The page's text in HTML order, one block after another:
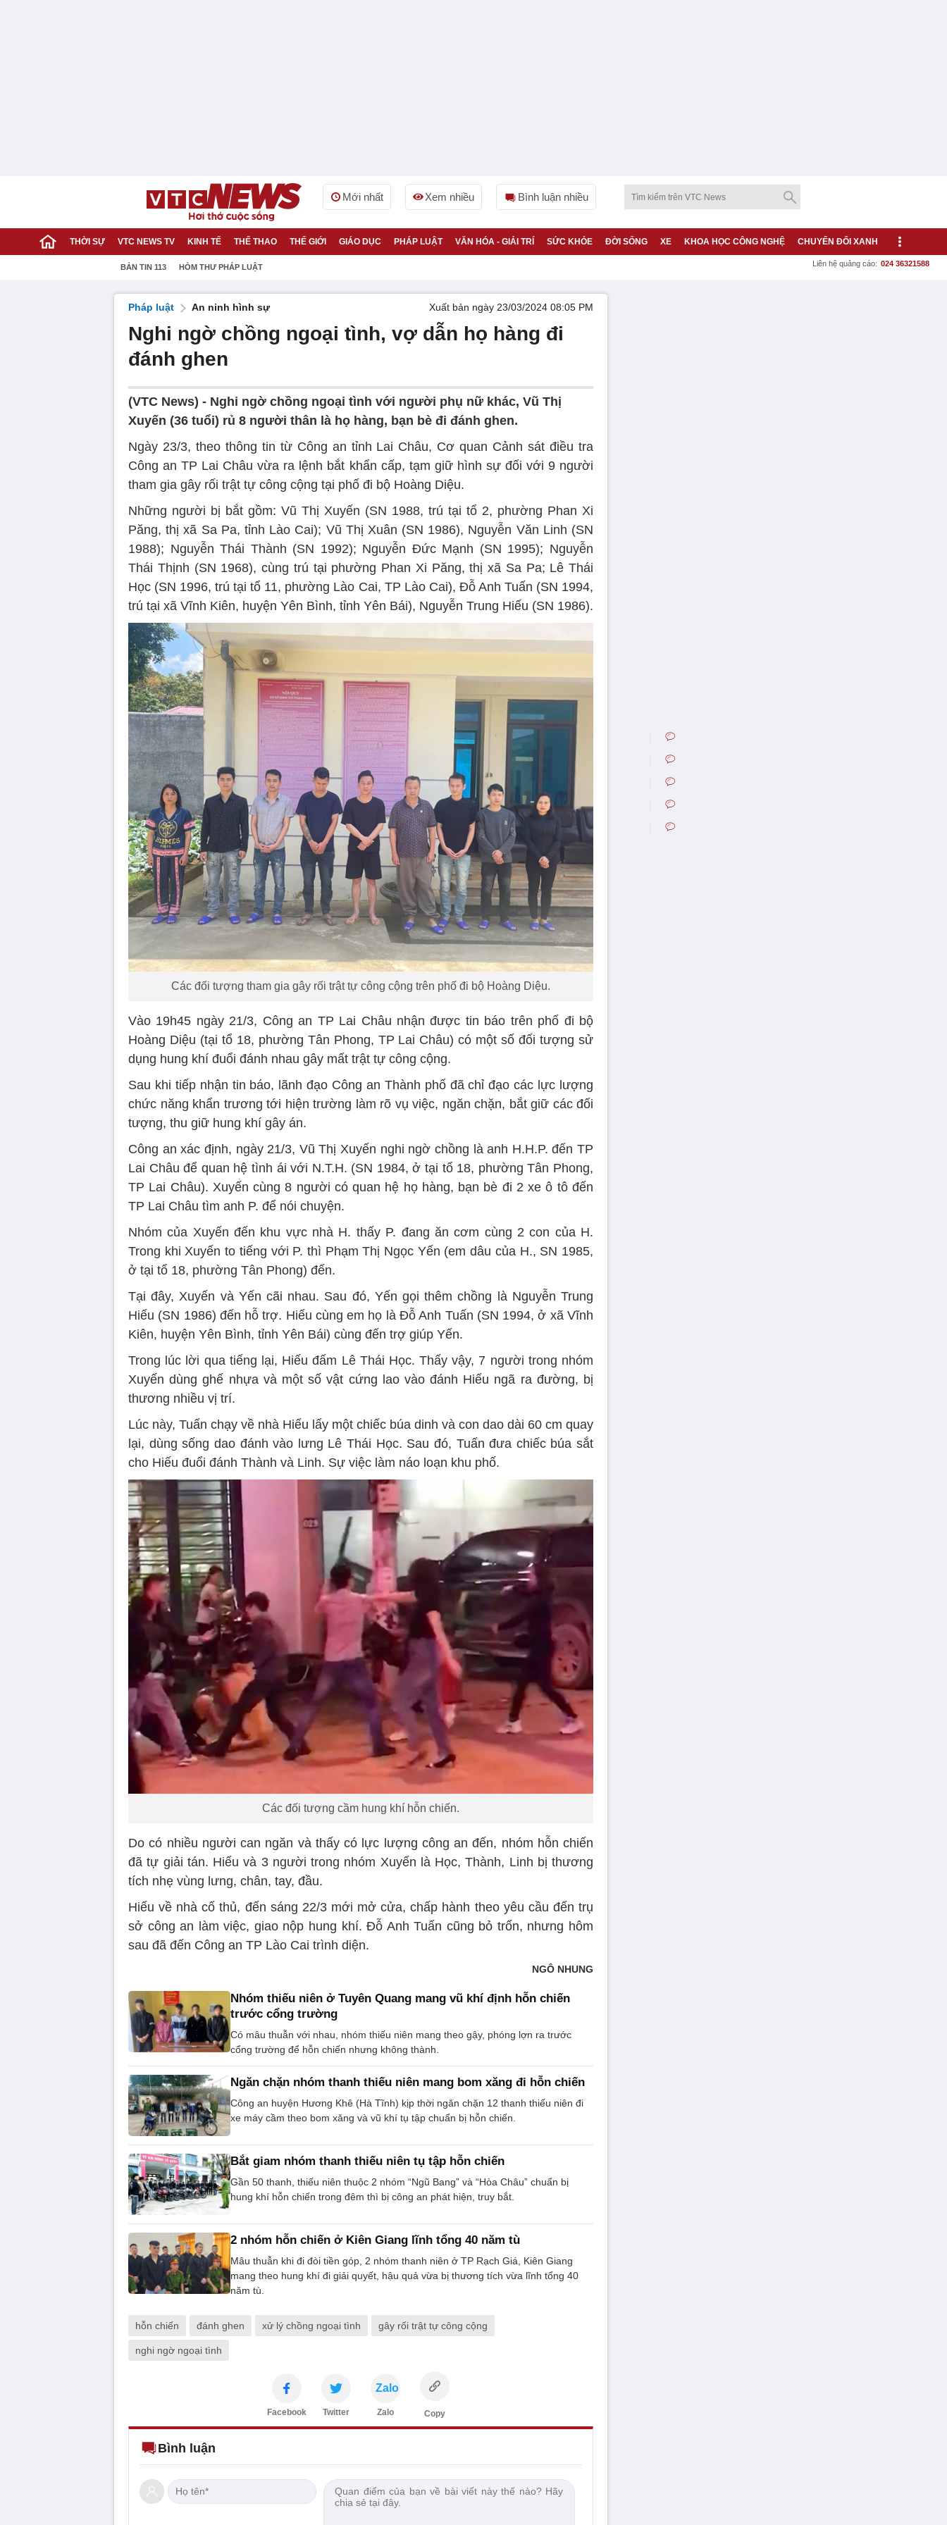
Mới nhất Xem nhiều Bình luận nhiều
THỜI SỰ VTC NEWS TV KINH TẾ THỂ THAO THẾ GIỚI GIÁO DỤC PHÁP LUẬT VĂN HÓA - GIẢI TRÍ SỨC KHỎE ĐỜI SỐNG XE KHOA HỌC CÔNG NGHỆ CHUYỂN ĐỔI XANH
BẢN TIN 113 HÒM THƯ PHÁP LUẬT Liên hệ quảng cáo: 024 36321588
Pháp luật An ninh hình sự Xuất bản ngày 23/03/2024 08:05 PM
Nghi ngờ chồng ngoại tình, vợ dẫn họ hàng đi
đánh ghen
(VTC News) - Nghi ngờ chồng ngoại tình với người phụ nữ khác, Vũ Thị
Xuyến (36 tuổi) rủ 8 người thân là họ hàng, bạn bè đi đánh ghen.
Ngày 23/3, theo thông tin từ Công an tỉnh Lai Châu, Cơ quan Cảnh sát điều tra
Công an TP Lai Châu vừa ra lệnh bắt khẩn cấp, tạm giữ hình sự đối với 9 người
tham gia gây rối trật tự công cộng tại phố đi bộ Hoàng Diệu.
Những người bị bắt gồm: Vũ Thị Xuyến (SN 1988, trú tại tổ 2, phường Phan Xi
Păng, thị xã Sa Pa, tỉnh Lào Cai); Vũ Thị Xuân (SN 1986), Nguyễn Văn Linh (SN
1988); Nguyễn Thái Thành (SN 1992); Nguyễn Đức Mạnh (SN 1995); Nguyễn
Thái Thịnh (SN 1968), cùng trú tại phường Phan Xi Păng, thị xã Sa Pa; Lê Thái
Học (SN 1996, trú tại tổ 11, phường Lào Cai, TP Lào Cai), Đỗ Anh Tuấn (SN 1994,
trú tại xã Vĩnh Kiên, huyện Yên Bình, tỉnh Yên Bái), Nguyễn Trung Hiếu (SN 1986).
Các đối tượng tham gia gây rối trật tự công cộng trên phố đi bộ Hoàng Diệu.
Vào 19h45 ngày 21/3, Công an TP Lai Châu nhận được tin báo trên phố đi bộ
Hoàng Diệu (tại tổ 18, phường Tân Phong, TP Lai Châu) có một số đối tượng sử
dụng hung khí đuổi đánh nhau gây mất trật tự công cộng.
Sau khi tiếp nhận tin báo, lãnh đạo Công an Thành phố đã chỉ đạo các lực lượng
chức năng khẩn trương tới hiện trường làm rõ vụ việc, ngăn chặn, bắt giữ các đối
tượng, thu giữ hung khí gây án.
Công an xác định, ngày 21/3, Vũ Thị Xuyến nghi ngờ chồng là anh H.H.P. đến TP
Lai Châu để quan hệ tình ái với N.T.H. (SN 1984, ở tại tổ 18, phường Tân Phong,
TP Lai Châu). Xuyến cùng 8 người có quan hệ họ hàng, bạn bè đi 2 xe ô tô đến
TP Lai Châu tìm anh P. để nói chuyện.
Nhóm của Xuyến đến khu vực nhà H. thấy P. đang ăn cơm cùng 2 con của H.
Trong khi Xuyến to tiếng với P. thì Phạm Thị Ngọc Yến (em dâu của H., SN 1985,
ở tại tổ 18, phường Tân Phong) đến.
Tại đây, Xuyến và Yến cãi nhau. Sau đó, Yến gọi thêm chồng là Nguyễn Trung
Hiếu (SN 1986) đến hỗ trợ. Hiếu cùng em họ là Đỗ Anh Tuấn (SN 1994, ở xã Vĩnh
Kiên, huyện Yên Bình, tỉnh Yên Bái) cùng đến trợ giúp Yến.
Trong lúc lời qua tiếng lại, Hiếu đấm Lê Thái Học. Thấy vậy, 7 người trong nhóm
Xuyến dùng ghế nhựa và một số vật cứng lao vào đánh Hiếu ngã ra đường, bị
thương nhiều vị trí.
Lúc này, Tuấn chạy về nhà Hiếu lấy một chiếc búa dinh và con dao dài 60 cm quay
lại, dùng sống dao đánh vào lưng Lê Thái Học. Sau đó, Tuấn đưa chiếc búa sắt
cho Hiếu đuổi đánh Thành và Linh. Sự việc làm náo loạn khu phố.
Các đối tượng cầm hung khí hỗn chiến.
Do có nhiều người can ngăn và thấy có lực lượng công an đến, nhóm hỗn chiến
đã tự giải tán. Hiếu và 3 người trong nhóm Xuyến là Học, Thành, Linh bị thương
tích nhẹ vùng lưng, chân, tay, đầu.
Hiếu về nhà cố thủ, đến sáng 22/3 mới mở cửa, chấp hành theo yêu cầu đến trụ
sở công an làm việc, giao nộp hung khí. Đỗ Anh Tuấn cũng bỏ trốn, nhưng hôm
sau đã đến Công an TP Lào Cai trình diện.
NGÔ NHUNG
Nhóm thiếu niên ở Tuyên Quang mang vũ khí định hỗn chiến
trước cổng trường
Có mâu thuẫn với nhau, nhóm thiếu niên mang theo gậy, phóng lợn ra trước
cổng trường để hỗn chiến nhưng không thành.
Ngăn chặn nhóm thanh thiếu niên mang bom xăng đi hỗn chiến
Công an huyện Hương Khê (Hà Tĩnh) kịp thời ngăn chặn 12 thanh thiếu niên đi
xe máy cầm theo bom xăng và vũ khí tụ tập chuẩn bị hỗn chiến.
Bắt giam nhóm thanh thiếu niên tụ tập hỗn chiến
Gần 50 thanh, thiếu niên thuộc 2 nhóm “Ngũ Bang” và “Hòa Châu” chuẩn bị
hung khí hỗn chiến trong đêm thì bị công an phát hiện, truy bắt.
2 nhóm hỗn chiến ở Kiên Giang lĩnh tổng 40 năm tù
Mâu thuẫn khi đi đòi tiền góp, 2 nhóm thanh niên ở TP Rạch Giá, Kiên Giang
mang theo hung khí đi giải quyết, hậu quả vừa bị thương tích vừa lĩnh tổng 40
năm tù.
hỗn chiến đánh ghen xử lý chồng ngoại tình gây rối trật tự công cộng
nghi ngờ ngoại tình
Facebook Twitter
Zalo
Zalo Copy
Bình luận